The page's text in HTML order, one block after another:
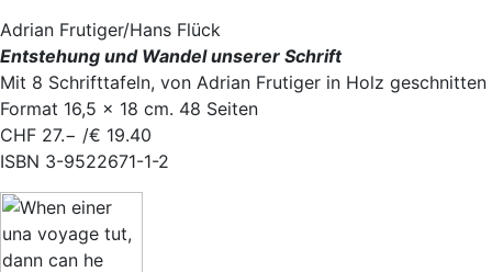
Adrian Frutiger/Hans Flück
Entstehung und Wandel unserer Schrift
Mit 8 Schrifttafeln, von Adrian Frutiger in Holz geschnitten
Format 16,5 × 18 cm. 48 Seiten
CHF 27.− /€ 19.40
ISBN 3-9522671-1-2